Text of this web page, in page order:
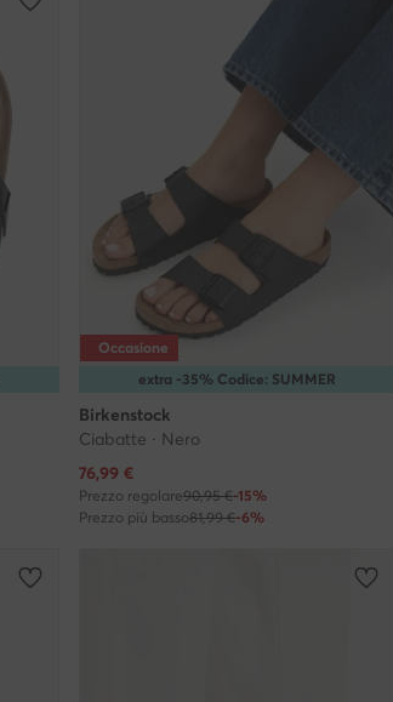
extra -35% Codice: SUMMER
Occasione
Birkenstock
Ciabatte · Nero
Prezzo attuale
76,99 €
Prezzo regolare90,95 €-15%
Prezzo più basso81,99 €-6%